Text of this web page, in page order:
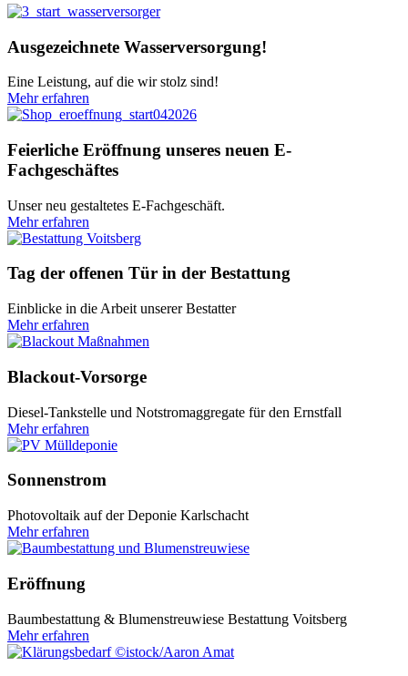
Ausgezeichnete Wasserversorgung!
Eine Leistung, auf die wir stolz sind!
Mehr erfahren
Feierliche Eröffnung unseres neuen E-
Fachgeschäftes
Unser neu gestaltetes E-Fachgeschäft.
Mehr erfahren
Tag der offenen Tür in der Bestattung
Einblicke in die Arbeit unserer Bestatter
Mehr erfahren
Blackout-Vorsorge
Diesel-Tankstelle und Notstromaggregate für den Ernstfall
Mehr erfahren
Sonnenstrom
Photovoltaik auf der Deponie Karlschacht
Mehr erfahren
Eröffnung
Baumbestattung & Blumenstreuwiese Bestattung Voitsberg
Mehr erfahren
©istock/Aaron Amat